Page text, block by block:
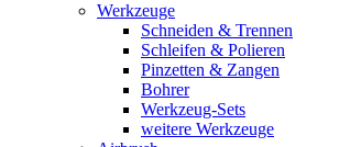
Werkzeuge
Schneiden & Trennen
Schleifen & Polieren
Pinzetten & Zangen
Bohrer
Werkzeug-Sets
weitere Werkzeuge